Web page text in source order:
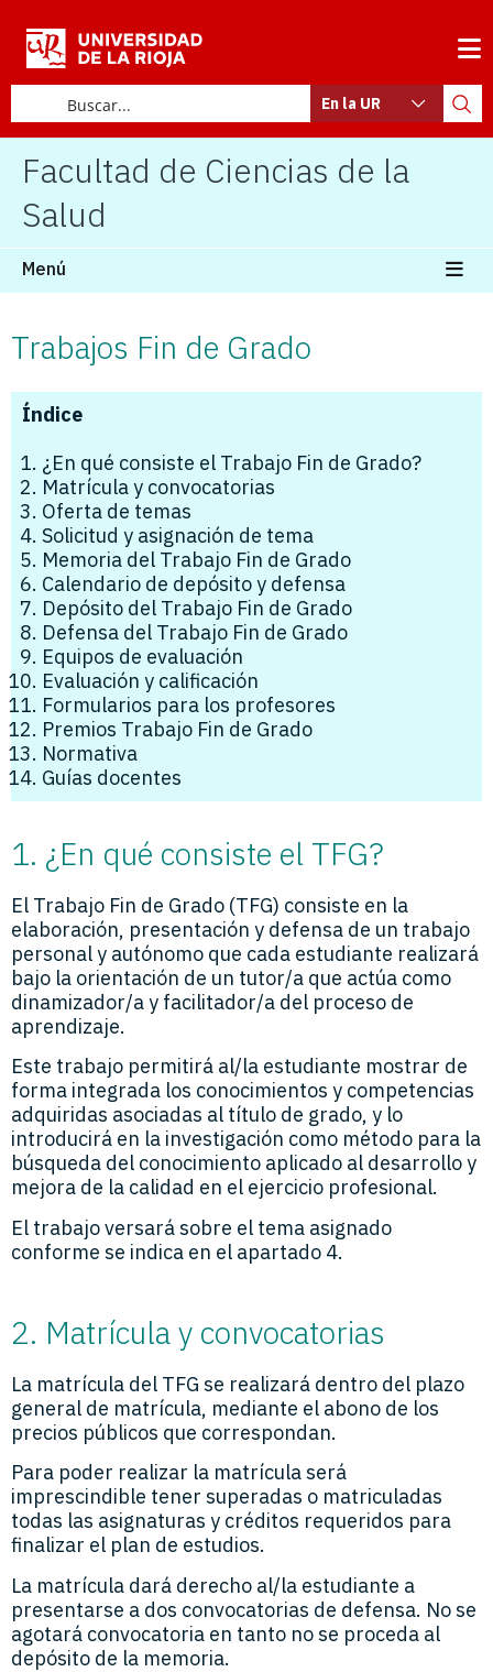
En la UR
Facultad de Ciencias de la
Salud
Menú
Trabajos Fin de Grado
Índice
¿En qué consiste el Trabajo Fin de Grado?
Matrícula y convocatorias
Oferta de temas
Solicitud y asignación de tema
Memoria del Trabajo Fin de Grado
Calendario de depósito y defensa
Depósito del Trabajo Fin de Grado
Defensa del Trabajo Fin de Grado
Equipos de evaluación
Evaluación y calificación
Formularios para los profesores
Premios Trabajo Fin de Grado
Normativa
Guías docentes
1. ¿En qué consiste el TFG?
El Trabajo Fin de Grado (TFG) consiste en la
elaboración, presentación y defensa de un trabajo
personal y autónomo que cada estudiante realizará
bajo la orientación de un tutor/a que actúa como
dinamizador/a y facilitador/a del proceso de
aprendizaje.
Este trabajo permitirá al/la estudiante mostrar de
forma integrada los conocimientos y competencias
adquiridas asociadas al título de grado, y lo
introducirá en la investigación como método para la
búsqueda del conocimiento aplicado al desarrollo y
mejora de la calidad en el ejercicio profesional.
El trabajo versará sobre el tema asignado
conforme se indica en el apartado 4.
2. Matrícula y convocatorias
La matrícula del TFG se realizará dentro del plazo
general de matrícula, mediante el abono de los
precios públicos que correspondan.
Para poder realizar la matrícula será
imprescindible tener superadas o matriculadas
todas las asignaturas y créditos requeridos para
finalizar el plan de estudios.
La matrícula dará derecho al/la estudiante a
presentarse a dos convocatorias de defensa. No se
agotará convocatoria en tanto no se proceda al
depósito de la memoria.